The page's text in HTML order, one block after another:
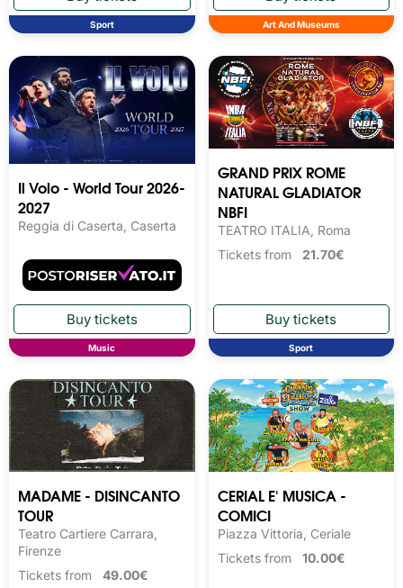
Sport Art And Museums
Il Volo - World Tour 2026-
2027
Reggia di Caserta, Caserta
Music
GRAND PRIX ROME
NATURAL GLADIATOR
NBFI
TEATRO ITALIA, Roma
Tickets from 21.70€
Sport
MADAME - DISINCANTO
TOUR
Teatro Cartiere Carrara,
Firenze
Tickets from 49.00€
CERIAL E' MUSICA -
COMICI
Piazza Vittoria, Ceriale
Tickets from 10.00€